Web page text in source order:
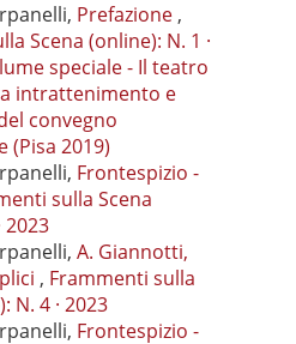
Prefazione,
Scena (online): N. 1 ·
speciale - Il teatro
intrattenimento e
convegno
(Pisa 2019)
Frontespizio -
sulla Scena
2023
A. Giannotti,
, Frammenti sulla
N. 4 · 2023
Frontespizio -